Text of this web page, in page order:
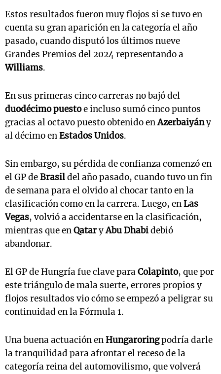
Estos resultados fueron muy flojos si se tuvo en
cuenta su gran aparición en la categoría el año
pasado, cuando disputó los últimos nueve
Grandes Premios del 2024 representando a
Williams.
En sus primeras cinco carreras no bajó del
duodécimo puestoe incluso sumó cinco puntos
gracias al octavo puesto obtenido enAzerbaiyány
al décimo enEstados Unidos.
Sin embargo, su pérdida de confianza comenzó en
el GP deBrasildel año pasado, cuando tuvo un fin
de semana para el olvido al chocar tanto en la
clasificación como en la carrera. Luego, enLas
Vegas, volvió a accidentarse en la clasificación,
mientras que enQataryAbu Dhabidebió
abandonar.
El GP de Hungría fue clave paraColapinto, que por
este triángulo de mala suerte, errores propios y
flojos resultados vio cómo se empezó a peligrar su
continuidad en la Fórmula 1.
Una buena actuación enHungaroringpodría darle
la tranquilidad para afrontar el receso de la
categoría reina del automovilismo, que volverá